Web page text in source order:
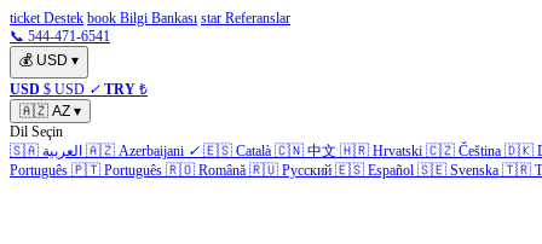
ticket Destek book Bilgi Bankası star Referanslar
📞 544-471-6541
💰 USD ▾
USD $ USD ✓ TRY ₺
🇦🇿 AZ ▾
Dil Seçin
🇸🇦 العربية 🇦🇿 Azerbaijani ✓ 🇪🇸 Català 🇨🇳 中文 🇭🇷 Hrvatski 🇨🇿 Čeština 🇩🇰
Português 🇵🇹 Português 🇷🇴 Română 🇷🇺 Русский 🇪🇸 Español 🇸🇪 Svenska 🇹🇷